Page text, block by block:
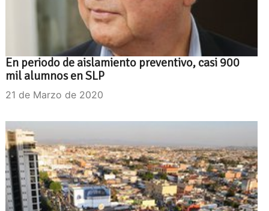
En periodo de aislamiento preventivo, casi 900
mil alumnos en SLP
21 de Marzo de 2020